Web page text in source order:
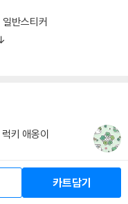
일반스티커
키 애옹이
카트담기